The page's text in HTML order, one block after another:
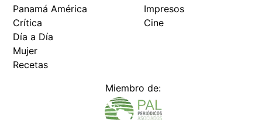
Panamá América
Crítica
Día a Día
Mujer
Recetas
Impresos
Cine
Miembro de: